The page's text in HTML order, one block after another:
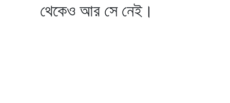
থেকেও আর সে নেই।